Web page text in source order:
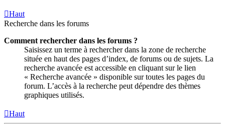
Haut
Recherche dans les forums
Comment rechercher dans les forums ?
Saisissez un terme à rechercher dans la zone de recherche
située en haut des pages d’index, de forums ou de sujets. La
recherche avancée est accessible en cliquant sur le lien
« Recherche avancée » disponible sur toutes les pages du
forum. L’accès à la recherche peut dépendre des thèmes
graphiques utilisés.
Haut